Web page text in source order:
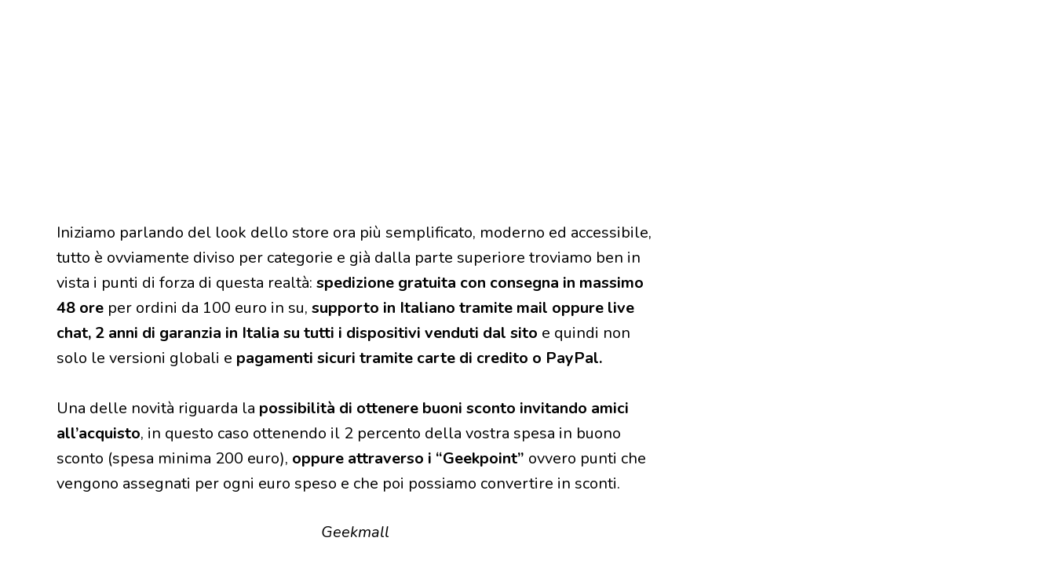
Iniziamo parlando del look dello store ora più semplificato, moderno ed accessibile,
tutto è ovviamente diviso per categorie e già dalla parte superiore troviamo ben in
vista i punti di forza di questa realtà: spedizione gratuita con consegna in massimo
48 ore per ordini da 100 euro in su, supporto in Italiano tramite mail oppure live
chat, 2 anni di garanzia in Italia su tutti i dispositivi venduti dal sito e quindi non
solo le versioni globali e pagamenti sicuri tramite carte di credito o PayPal.
Una delle novità riguarda la possibilità di ottenere buoni sconto invitando amici
all’acquisto, in questo caso ottenendo il 2 percento della vostra spesa in buono
sconto (spesa minima 200 euro), oppure attraverso i “Geekpoint” ovvero punti che
vengono assegnati per ogni euro speso e che poi possiamo convertire in sconti.
Geekmall